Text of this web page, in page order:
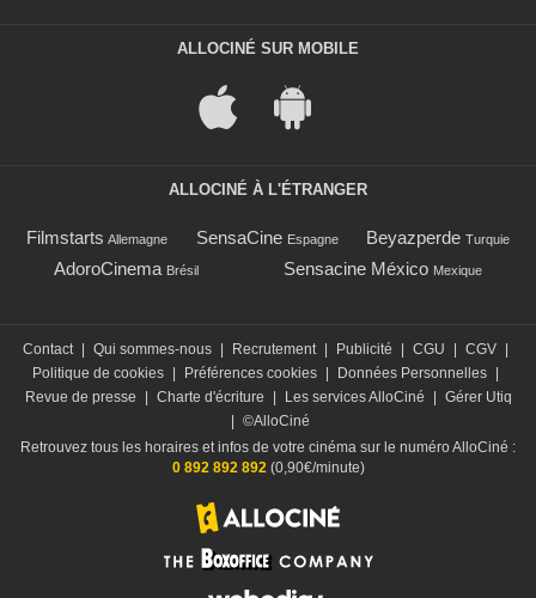
ALLOCINÉ SUR MOBILE
ALLOCINÉ À L'ÉTRANGER
Filmstarts Allemagne SensaCine Espagne Beyazperde Turquie
AdoroCinema Brésil Sensacine México Mexique
Contact Qui sommes-nous Recrutement Publicité CGU CGV
Politique de cookies
Préférences cookies Données Personnelles
Revue de presse
Charte d'écriture Les services AlloCiné
Gérer Utiq
©AlloCiné
Retrouvez tous les horaires et infos de votre cinéma sur le numéro AlloCiné :
0 892 892 892(0,90€/minute)